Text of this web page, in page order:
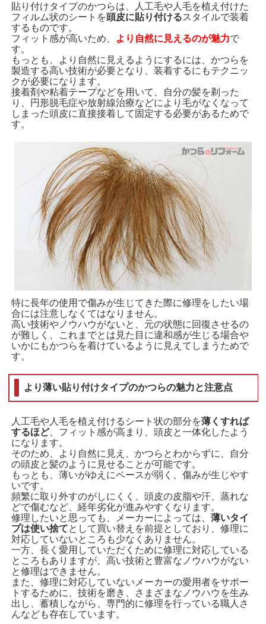
貼り付けタイプのかつらは、人工毛や人毛を植え付けた
フィルム状のシートを頭皮に貼り付けるスタイルで装着
するものです。
フィット感が高いため、 より自然に見えるのが魅力で
す。
もっとも、より自然に見えるようにするには、かつらを
製造する高い技術が必要となり、装着するにもテクニッ
クが必要になります。
接着剤や粘着テープなどを用いて、自分の髪を剃った
り、円形脱毛症や放射線治療などにより毛がなくなって
しまった頭皮に直接接着して固定する必要があるためで
す。
特に長年の使用で傷みが生じてきた際に修理をしたい場
合には注意しなくてはなりません。
高い技術やノウハウがないと、元の状態に回復させるの
が難しく、これまでとは見た目に違和感が生じる場合や
いかにもかつらを着けているように見えてしまうためで
す。
より薄い貼り付けタイプのかつらの魅力と注意点
人工毛や人毛を植え付けるシート状の部分を薄くすれば
するほど、フィット感が高まり、頭皮と一体化したよう
になります。
そのため、より自然に見え、かつらとわからずに、自分
の頭皮と髪のように見せることが可能です。
もっとも、薄いがゆえにベースが弱く、傷みが生じやす
いです。
頻繁に取り外すのがしにくく、頭皮の皮脂や汗、蒸れな
どで傷むなど、経年劣化が進みやすくなります。
修理したいと思っても、メーカーによっては、薄いタイ
プは使い捨てとして買い替えを前提としており、修理に
対応していないところも少なくありません。
一方、長く愛用していただくために修理に対応している
ところもありますが、高い技術と豊富なノウハウがない
と修理はできません。
また、修理に対応していないメーカーの愛用者をサポー
トするために、技術を磨き、さまざまなノウハウを生み
出し、蓄積しながら、専門的に修理を行っている職人さ
んなども存在しています。